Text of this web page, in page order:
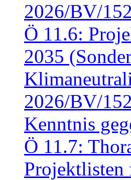
2026/BV/
Ö 11.6:
2035
2026/BV/
Kenntnis
Ö 11.7:
Projektlisten